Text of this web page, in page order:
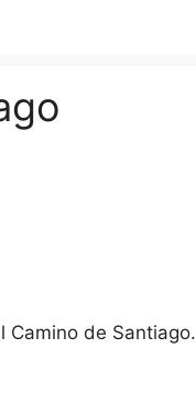
Camino de Santiago.